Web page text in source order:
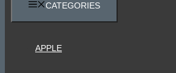
CATEGORIES
APPLE